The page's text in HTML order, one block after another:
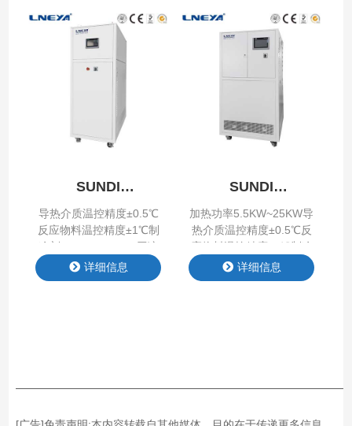
SUNDI
-45℃~250℃
导热介质温控精度±0.5℃
反应物料温控精度±1℃制
冷剂R-404A/R507C压缩
机泰康/艾默生谷轮/卡莱
尔重量180KG~1350KG加
详细信息
SUNDI
-45℃~250℃
加热功率5.5KW~25KW导
热介质温控精度±0.5℃反
应物料温控精度±1℃制冷
剂R-404A/R507C压缩机
艾默生/丹弗斯涡旋柔性压
详细信息